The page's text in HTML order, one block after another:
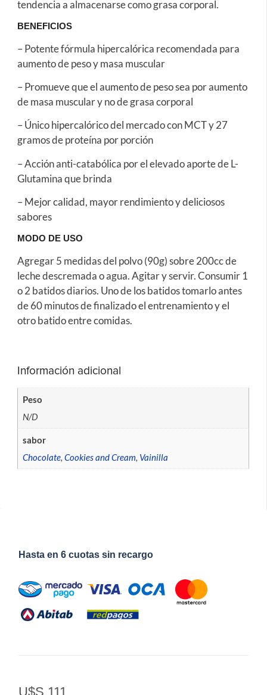
tendencia a almacenarse como grasa corporal.
BENEFICIOS
– Potente fórmula hipercalórica recomendada para
aumento de peso y masa muscular
– Promueve que el aumento de peso sea por aumento
de masa muscular y no de grasa corporal
– Único hipercalórico del mercado con MCT y 27
gramos de proteína por porción
– Acción anti-catabólica por el elevado aporte de L-
Glutamina que brinda
– Mejor calidad, mayor rendimiento y deliciosos
sabores
MODO DE USO
Agregar 5 medidas del polvo (90g) sobre 200cc de
leche descremada o agua. Agitar y servir. Consumir 1
o 2 batidos diarios. Uno de los batidos tomarlo antes
de 60 minutos de finalizado el entrenamiento y el
otro batido entre comidas.
Información adicional
Peso
N/D
sabor
Chocolate, Cookies and Cream, Vainilla
Hasta en 6 cuotas sin recargo
U$S 111